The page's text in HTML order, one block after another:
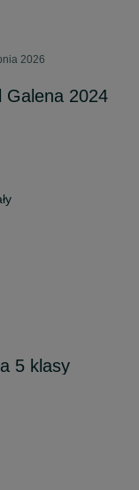
2026
Galena 2024
5 klasy